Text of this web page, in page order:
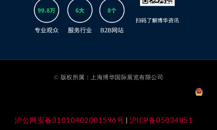
© 版权所属：上海博华国际展览有限公司
沪公网安备31010402001596号 沪ICP备05034851